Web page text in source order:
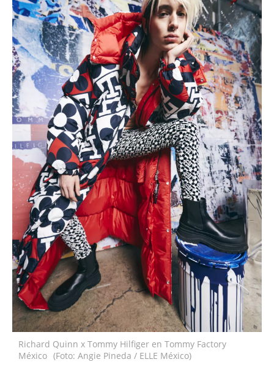
Richard Quinn x Tommy Hilfiger en Tommy Factory
México (Foto: Angie Pineda / ELLE México)